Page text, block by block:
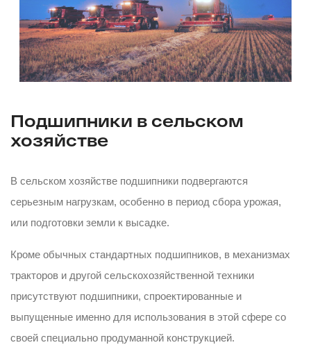
Подшипники в сельском
хозяйстве
В сельском хозяйстве подшипники подвергаются
серьезным нагрузкам, особенно в период сбора урожая,
или подготовки земли к высадке.
Кроме обычных стандартных подшипников, в механизмах
тракторов и другой сельскохозяйственной техники
присутствуют подшипники, спроектированные и
выпущенные именно для использования в этой сфере со
своей специально продуманной конструкцией.